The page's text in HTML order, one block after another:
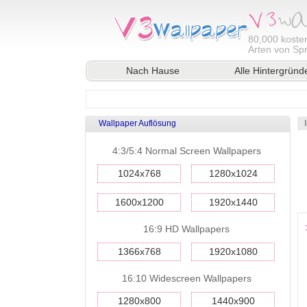
80,000
Arten von
Nach Hause
Alle
Wallpaper Auflösung
4:3/5:4 Normal Screen Wallpapers
1024x768 1280x1024
1600x1200 1920x1440
16:9 HD Wallpapers
1366x768 1920x1080
16:10 Widescreen Wallpapers
1280x800 1440x900